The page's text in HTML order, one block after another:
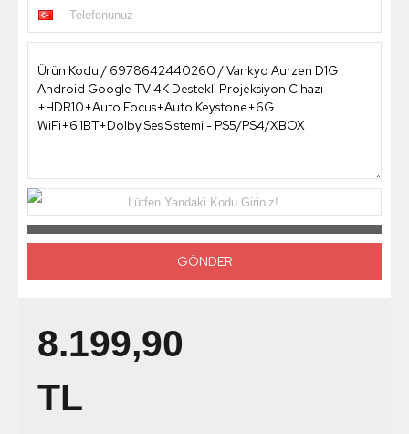
Telefonunuz
Lütfen Yandaki Kodu Giriniz!
8.199,90
TL